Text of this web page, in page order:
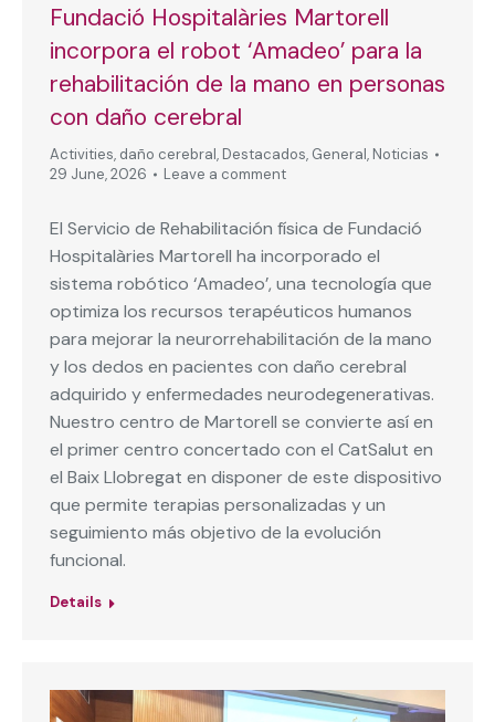
Fundació Hospitalàries Martorell
incorpora el robot ‘Amadeo’ para la
rehabilitación de la mano en personas
con daño cerebral
Activities, daño cerebral, Destacados, General, Noticias
29 June, 2026
Leave a comment
El Servicio de Rehabilitación física de Fundació
Hospitalàries Martorell ha incorporado el
sistema robótico ‘Amadeo’, una tecnología que
optimiza los recursos terapéuticos humanos
para mejorar la neurorrehabilitación de la mano
y los dedos en pacientes con daño cerebral
adquirido y enfermedades neurodegenerativas.
Nuestro centro de Martorell se convierte así en
el primer centro concertado con el CatSalut en
el Baix Llobregat en disponer de este dispositivo
que permite terapias personalizadas y un
seguimiento más objetivo de la evolución
funcional.
Details